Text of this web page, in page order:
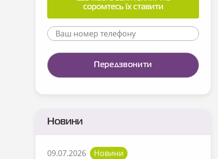
соромтесь їх ставити
Новини
09.07.2026 Новини